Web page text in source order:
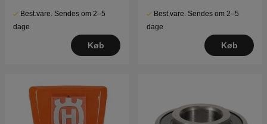
Best.vare. Sendes om 2–5
dage
Køb
Best.vare. Sendes om 2–5
dage
Køb